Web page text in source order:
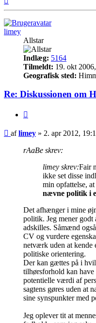
limey
Allstar
Indlæg: 5164
Tilmeldt: 19. okt
Geografisk sted:
Re: Diskussionen om
Indlæg
aflimey » 2. apr 2012,
rAaBe skrev:
limey skrev:Fair
ikke set disse
min opfattelse, at
nævne politik i
Det afhænger i mine
politik. Jeg mener
adskilles. Såmænd
CV og vurdere
netværk uden at kende
politiske orientering.
Der kan gættes på i
tilhørsforhold kan have
potentielle værdi af
sagtens gøres uden at
sine synspunkter med
Jeg oplever tit at